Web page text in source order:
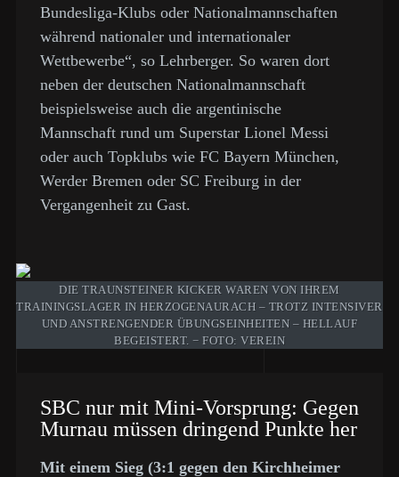
Bundesliga-Klubs oder Nationalmannschaften
während nationaler und internationaler
Wettbewerbe“, so Lehrberger. So waren dort
neben der deutschen Nationalmannschaft
beispielsweise auch die argentinische
Mannschaft rund um Superstar Lionel Messi
oder auch Topklubs wie FC Bayern München,
Werder Bremen oder SC Freiburg in der
Vergangenheit zu Gast.
DIE TRAUNSTEINER KICKER WAREN VON IHREM
TRAININGSLAGER IN HERZOGENAURACH – TROTZ INTENSIVER
UND ANSTRENGENDER ÜBUNGSEINHEITEN – HELLAUF
BEGEISTERT. − FOTO: VEREIN
SBC nur mit Mini-Vorsprung: Gegen
Murnau müssen dringend Punkte her
Mit einem Sieg (3:1 gegen den Kirchheimer